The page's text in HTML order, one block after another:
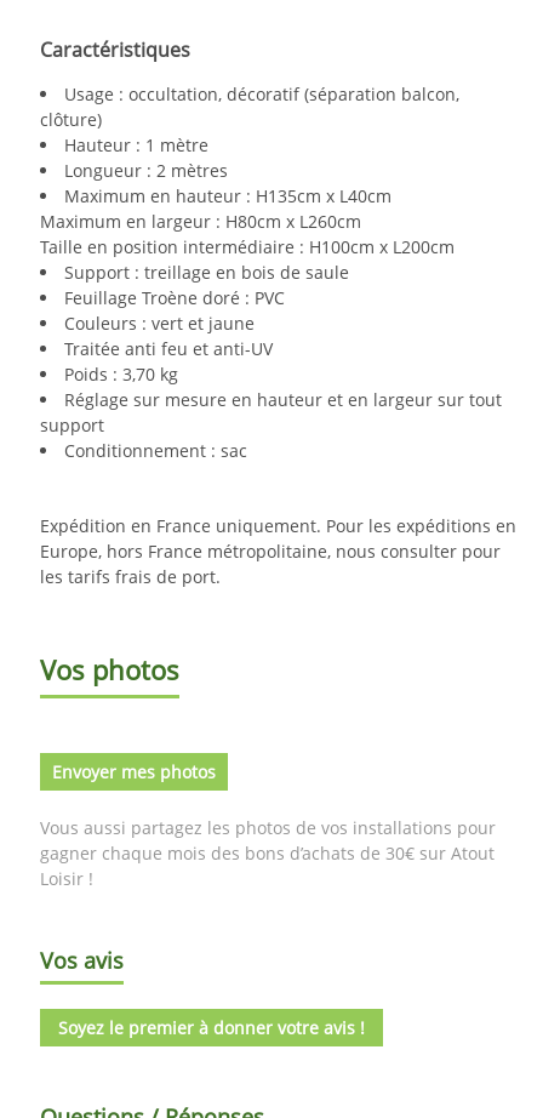
Caractéristiques
Usage : occultation, décoratif (séparation balcon,
clôture)
Hauteur : 1 mètre
Longueur : 2 mètres
Maximum en hauteur : H135cm x L40cm
Maximum en largeur : H80cm x L260cm
Taille en position intermédiaire : H100cm x L200cm
Support : treillage en bois de saule
Feuillage Troène doré : PVC
Couleurs : vert et jaune
Traitée anti feu et anti-UV
Poids : 3,70 kg
Réglage sur mesure en hauteur et en largeur sur tout
support
Conditionnement : sac
Expédition en France uniquement. Pour les expéditions en
Europe, hors France métropolitaine, nous consulter pour
les tarifs frais de port.
Vos photos
Envoyer mes photos
Vous aussi partagez les photos de vos installations pour
gagner chaque mois des bons d’achats de 30€ sur Atout
Loisir !
Vos avis
Soyez le premier à donner votre avis !